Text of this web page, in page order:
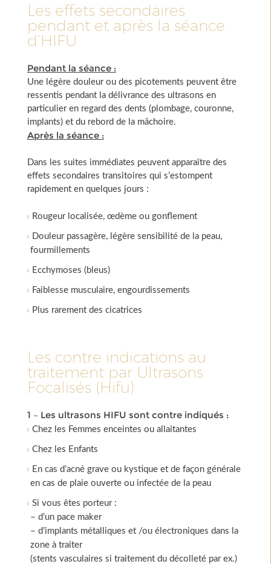
Les effets secondaires
pendant et après la séance
d’HIFU
Pendant la séance :
Une légère douleur ou des picotements peuvent être
ressentis pendant la délivrance des ultrasons en
particulier en regard des dents (plombage, couronne,
implants) et du rebord de la mâchoire.
Après la séance :
Dans les suites immédiates peuvent apparaître des
effets secondaires transitoires qui s’estompent
rapidement en quelques jours :
Rougeur localisée, œdème ou gonflement
Douleur passagère, légère sensibilité de la peau,
fourmillements
Ecchymoses (bleus)
Faiblesse musculaire, engourdissements
Plus rarement des cicatrices
Les contre indications au
traitement par Ultrasons
Focalisés (Hifu)
1 – Les ultrasons HIFU sont contre indiqués :
Chez les Femmes enceintes ou allaitantes
Chez les Enfants
En cas d’acné grave ou kystique et de façon générale
en cas de plaie ouverte ou infectée de la peau
Si vous êtes porteur :
– d’un pace maker
– d’implants métalliques et /ou électroniques dans la
zone à traiter
(stents vasculaires si traitement du décolleté par ex.)